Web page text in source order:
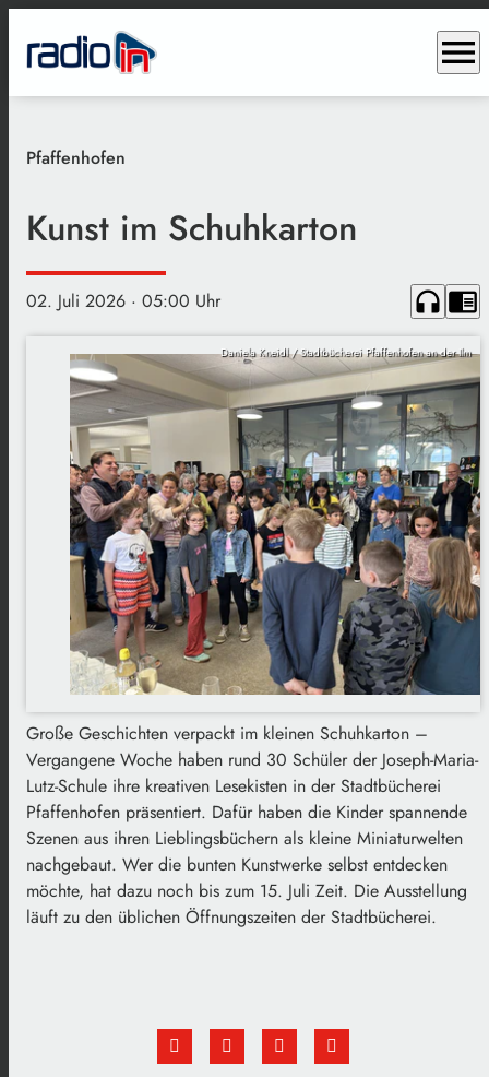
menu
Pfaffenhofen
Kunst im Schuhkarton
02. Juli 2026 · 05:00 Uhr headphones chrome_reader_mode
Daniela Kneidl / Stadtbücherei Pfaffenhofen an der Ilm
Große Geschichten verpackt im kleinen Schuhkarton –
Vergangene Woche haben rund 30 Schüler der Joseph-Maria-
Lutz-Schule ihre kreativen Lesekisten in der Stadtbücherei
Pfaffenhofen präsentiert. Dafür haben die Kinder spannende
Szenen aus ihren Lieblingsbüchern als kleine Miniaturwelten
nachgebaut. Wer die bunten Kunstwerke selbst entdecken
möchte, hat dazu noch bis zum 15. Juli Zeit. Die Ausstellung
läuft zu den üblichen Öffnungszeiten der Stadtbücherei.